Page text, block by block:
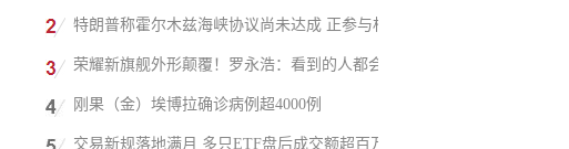
特朗普称霍尔木兹海峡协议尚未达成 正参与相
关谈判
荣耀新旗舰外形颠覆！罗永浩：看到的人都会
吃惊
刚果（金）埃博拉确诊病例超4000例
交易新规落地满月 多只ETF盘后成交额超百万